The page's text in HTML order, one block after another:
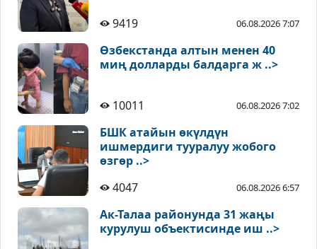
9419 06.08.2026 7:07
Өзбекстанда алтын менен 40
миң долларды балдарга ж ..>
10011 06.08.2026 7:02
БШК атайын өкүлдүн
ишмердиги тууралуу жобого
өзгөр ..>
4047
06.08.2026 6:57
Ак-Талаа районунда 31 жаңы
курулуш объектисинде иш ..>